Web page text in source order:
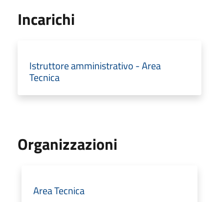
Incarichi
Istruttore amministrativo - Area
Tecnica
Organizzazioni
Area Tecnica